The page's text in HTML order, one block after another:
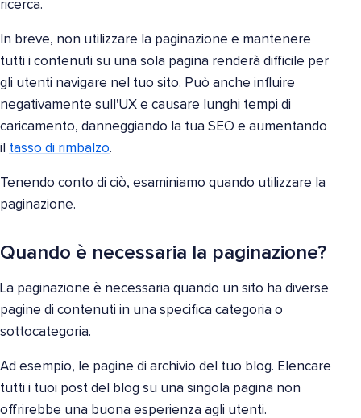
ricerca.
In breve, non utilizzare la paginazione e mantenere
tutti i contenuti su una sola pagina renderà difficile per
gli utenti navigare nel tuo sito. Può anche influire
negativamente sull'UX e causare lunghi tempi di
caricamento, danneggiando la tua SEO e aumentando
il tasso di rimbalzo.
Tenendo conto di ciò, esaminiamo quando utilizzare la
paginazione.
Quando è necessaria la paginazione?
La paginazione è necessaria quando un sito ha diverse
pagine di contenuti in una specifica categoria o
sottocategoria.
Ad esempio, le pagine di archivio del tuo blog. Elencare
tutti i tuoi post del blog su una singola pagina non
offrirebbe una buona esperienza agli utenti.